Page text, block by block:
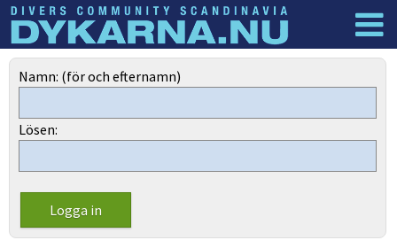
Dyknyheter
Namn: (för och efternamn)
Lösen: